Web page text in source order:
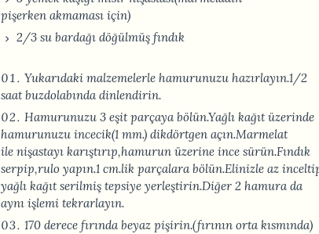
pişerken akmaması için)
2/3 su bardağı döğülmüş fındık
Yukarıdaki malzemelerle hamurunuzu hazırlayın.1/2
saat buzdolabında dinlendirin.
Hamurunuzu 3 eşit parçaya bölün.Yağlı kağıt üzerinde
hamurunuzu incecik(1 mm.) dikdörtgen açın.Marmelat
ile nişastayı karıştırıp,hamurun üzerine ince sürün.Fındık
serpip,rulo yapın.1 cm.lik parçalara bölün.Elinizle az
yağlı kağıt serilmiş tepsiye yerleştirin.Diğer 2 hamura da
aynı işlemi tekrarlayın.
170 derece fırında beyaz pişirin.(fırının orta kısmında)